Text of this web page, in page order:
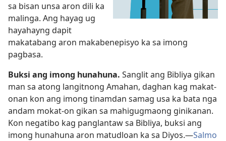
sa bisan unsa aron dili ka
malinga. Ang hayag ug
hayahayng dapit
makatabang aron makabenepisyo ka sa imong
pagbasa.
Buksi ang imong hunahuna. Sanglit ang Bibliya gikan
man sa atong langitnong Amahan, daghan kag makat-
onan kon ang imong tinamdan samag usa ka bata nga
andam mokat-on gikan sa mahigugmaong ginikanan.
Kon negatibo kag panglantaw sa Bibliya, buksi ang
imong hunahuna aron matudloan ka sa Diyos.​—Salmo